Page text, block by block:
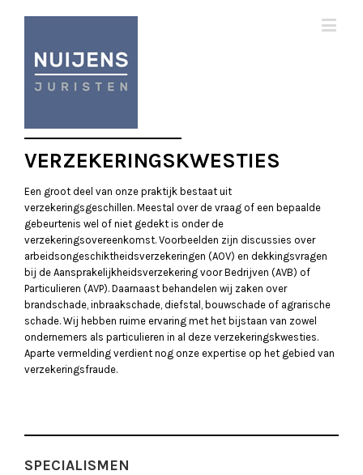
VERZEKERINGSKWESTIES
Een groot deel van onze praktijk bestaat uit
verzekeringsgeschillen. Meestal over de vraag of een bepaalde
gebeurtenis wel of niet gedekt is onder de
verzekeringsovereenkomst. Voorbeelden zijn discussies over
arbeidsongeschiktheidsverzekeringen (AOV) en dekkingsvragen
bij de Aansprakelijkheidsverzekering voor Bedrijven (AVB) of
Particulieren (AVP). Daarnaast behandelen wij zaken over
brandschade, inbraakschade, diefstal, bouwschade of agrarische
schade. Wij hebben ruime ervaring met het bijstaan van zowel
ondernemers als particulieren in al deze verzekeringskwesties.
Aparte vermelding verdient nog onze expertise op het gebied van
verzekeringsfraude.
SPECIALISMEN